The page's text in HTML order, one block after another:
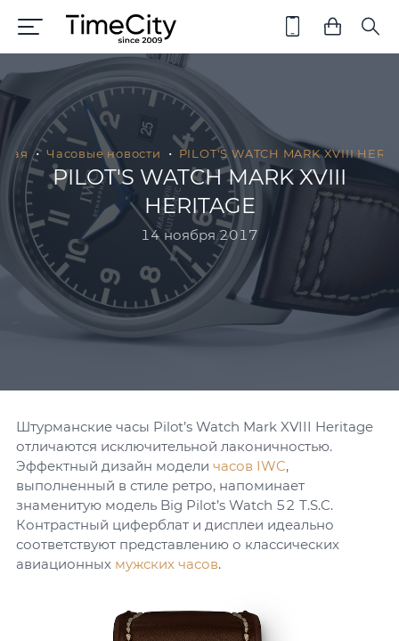
Часовые новости PILOT'S WATCH MARK XVIII
PILOT'S WATCH MARK XVIII
HERITAGE
14 ноября 2017
Штурманские часы Pilot’s Watch Mark XVIII Heritage
отличаются исключительной лаконичностью.
Эффектный дизайн модели часов IWC,
выполненный в стиле ретро, напоминает
знаменитую модель Big Pilot’s Watch 52 T.S.C.
Контрастный циферблат и дисплеи идеально
соответствуют представлению о классических
авиационных мужских часов.